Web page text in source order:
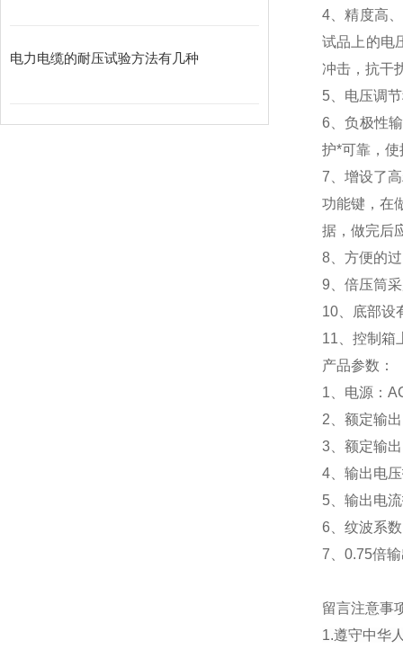
电力电缆的耐压试验方法有几种
4、精度高
试品上的电
冲击，抗干
5、电压调
6、负极性
护*可靠，
7、增设了
功能键，在
据，做完后
8、方便的
9、倍压筒
10、底部设
11、控制箱
产品参数：
1、电源：
2、额定输
3、额定输
4、输出电
5、输出电
6、纹波系
7、0.75倍
留言注意事
1.遵守中华